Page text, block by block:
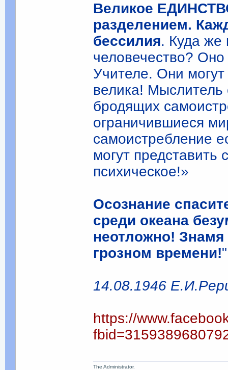
Великое
разделением.
бессилия. Куда же
человечество?
Учителе. Они
велика!
бродящих
ограничившиеся
самоистребление
могут представить
психическое!»
Осознание
среди океана
неотложно!
грозном времени!"
14.08.1946
https://
The Administrator.